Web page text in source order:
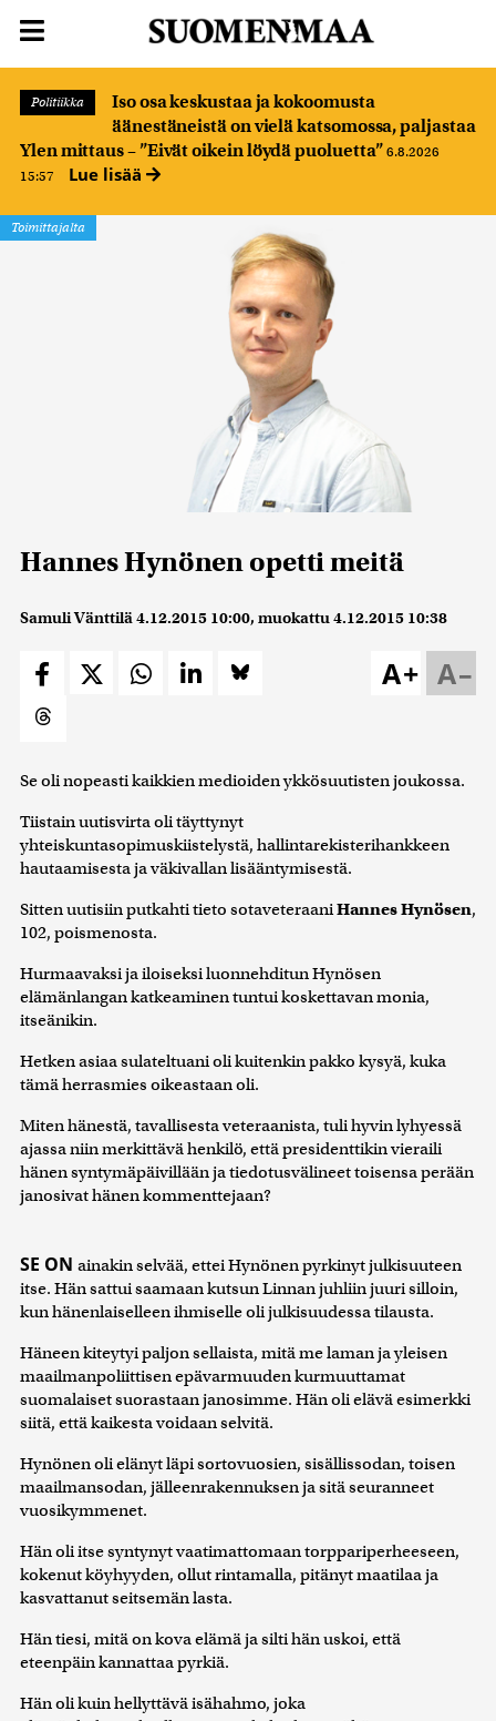
Politiikka
Iso osa keskustaa ja kokoomusta
äänestäneistä on vielä katsomossa, paljastaa
Ylen mittaus – ”Eivät oikein löydä puoluetta” 6.8.2026
15:57
Lue lisää
Toimittajalta
Hannes Hynönen opetti meitä
Samuli Vänttilä4.12.2015 10:00, muokattu4.12.2015 10:38
A–
A+
Se oli nopeasti kaikkien medioiden ykkösuutisten joukossa.
Tiistain uutisvirta oli täyttynyt
yhteiskuntasopimuskiistelystä, hallintarekisterihankkeen
hautaamisesta ja väkivallan lisääntymisestä.
Sitten uutisiin putkahti tieto sotaveteraaniHannes Hynösen,
102, poismenosta.
Hurmaavaksi ja iloiseksi luonnehditun Hynösen
elämänlangan katkeaminen tuntui koskettavan monia,
itseänikin.
Hetken asiaa sulateltuani oli kuitenkin pakko kysyä, kuka
tämä herrasmies oikeastaan oli.
Miten hänestä, tavallisesta veteraanista, tuli hyvin lyhyessä
ajassa niin merkittävä henkilö, että presidenttikin vieraili
hänen syntymäpäivillään ja tiedotusvälineet toisensa perään
janosivat hänen kommenttejaan?
SE ON ainakin selvää, ettei Hynönen pyrkinyt julkisuuteen
itse. Hän sattui saamaan kutsun Linnan juhliin juuri silloin,
kun hänenlaiselleen ihmiselle oli julkisuudessa tilausta.
Häneen kiteytyi paljon sellaista, mitä me laman ja yleisen
maailmanpoliittisen epävarmuuden kurmuuttamat
suomalaiset suorastaan janosimme. Hän oli elävä esimerkki
siitä, että kaikesta voidaan selvitä.
Hynönen oli elänyt läpi sortovuosien, sisällissodan, toisen
maailmansodan, jälleenrakennuksen ja sitä seuranneet
vuosikymmenet.
Hän oli itse syntynyt vaatimattomaan torppariperheeseen,
kokenut köyhyyden, ollut rintamalla, pitänyt maatilaa ja
kasvattanut seitsemän lasta.
Hän tiesi, mitä on kova elämä ja silti hän uskoi, että
eteenpäin kannattaa pyrkiä.
Hän oli kuin hellyttävä isähahmo, joka